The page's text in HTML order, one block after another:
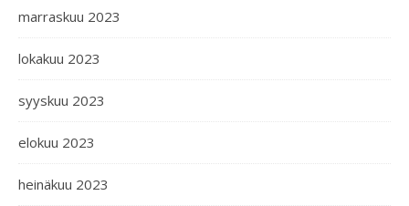
marraskuu 2023
lokakuu 2023
syyskuu 2023
elokuu 2023
heinäkuu 2023